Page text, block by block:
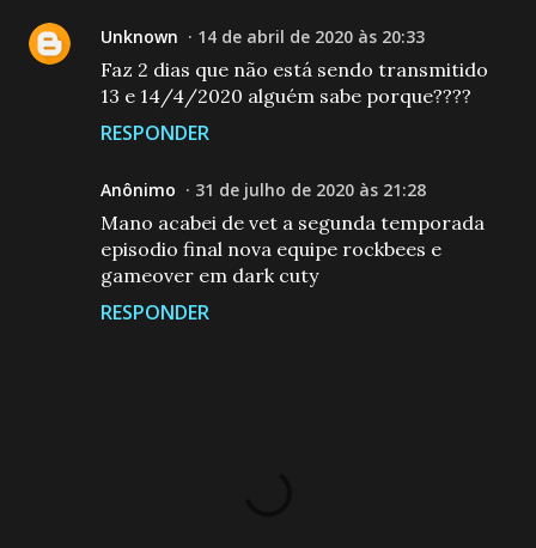
Unknown 14 de abril de 2020 às 20:33
Faz 2 dias que não está sendo transmitido
13 e 14/4/2020 alguém sabe porque????
RESPONDER
Anônimo 31 de julho de 2020 às 21:28
Mano acabei de vet a segunda temporada
episodio final nova equipe rockbees e
gameover em dark cuty
RESPONDER